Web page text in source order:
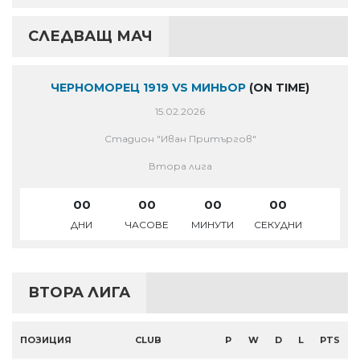
СЛЕДВАЩ МАЧ
ЧЕРНОМОРЕЦ 1919 VS МИНЬОР (ON TIME)
15.02.2026
Стадион "Иван Притъргов"
Втора лига
00
ДНИ
00
ЧАСОВЕ
00
МИНУТИ
00
СЕКУДНИ
ВТОРА ЛИГА
ПОЗИЦИЯ CLUB P W D L PTS